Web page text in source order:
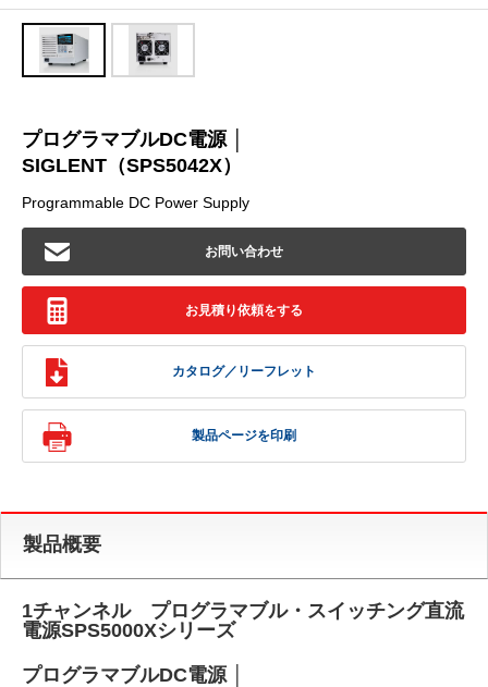
プログラマブルDC電源 │
SIGLENT（SPS5042X）
Programmable DC Power Supply
お問い合わせ
お見積り依頼をする
カタログ／リーフレット
製品ページを印刷
製品概要
1チャンネル プログラマブル・スイッチング直流
電源SPS5000Xシリーズ
プログラマブルDC電源 │